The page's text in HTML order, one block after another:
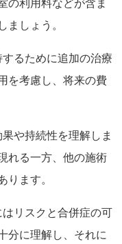
の利用料などが含ま
ましょう。
るために追加の治療
を考慮し、将来の費
や持続性を理解しま
れる一方、他の施術
ります。
リスクと合併症の可
分に理解し、それに